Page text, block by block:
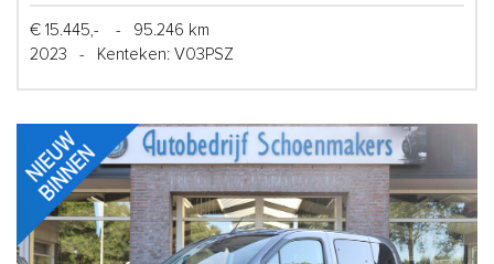
€ 15.445,- -
95.246 km
2023
- Kenteken: V03PSZ